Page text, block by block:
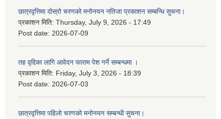
छात्रवृत्तिमा दोस्रो चरणको मनोनयन नतिजा प्रकाशन सम्बन्धि सुचना।
प्रकाशन मिति: Thursday, July 9, 2026 - 17:49
Post date: 2026-07-09
तह वृद्दिका लागि आवेदन फाराम पेश गर्ने सम्बन्धमा ।
प्रकाशन मिति: Friday, July 3, 2026 - 18:39
Post date: 2026-07-03
छात्रवृत्तिमा पहिलो चरणको मनोनयन सम्बन्धी सुचना।